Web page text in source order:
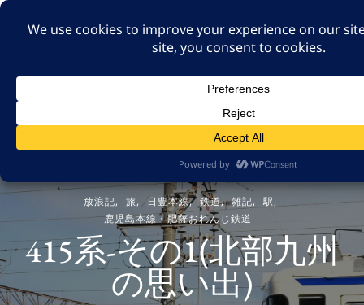
A GUT FEELING 7TH
身近な旅の記録や記憶、たまには思ったことも残そ
放浪記 旅 日豊本線 鉄道 雑記
駅
鹿児島本線・肥薩おれんじ鉄道
415系-その1(北部九州
の思い出)